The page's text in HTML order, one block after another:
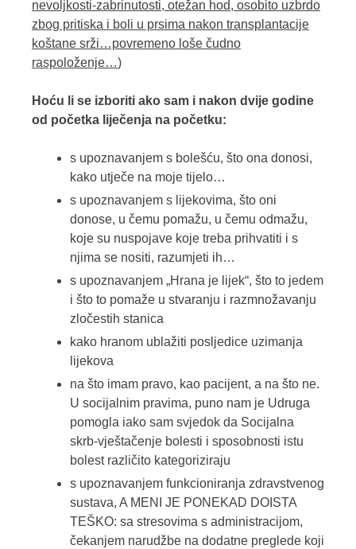
nevoljkosti-zabrinutosti, otežan hod, osobito uzbrdo
zbog pritiska i boli u prsima nakon transplantacije
koštane srži…povremeno loše čudno
raspoloženje…)
Hoću li se izboriti ako sam i nakon dvije godine
od početka liječenja na početku:
s upoznavanjem s bolešću, što ona donosi,
kako utječe na moje tijelo…
s upoznavanjem s lijekovima, što oni
donose, u čemu pomažu, u čemu odmažu,
koje su nuspojave koje treba prihvatiti i s
njima se nositi, razumjeti ih…
s upoznavanjem „Hrana je lijek“, što to jedem
i što to pomaže u stvaranju i razmnožavanju
zločestih stanica
kako hranom ublažiti posljedice uzimanja
lijekova
na što imam pravo, kao pacijent, a na što ne.
U socijalnim pravima, puno nam je Udruga
pomogla iako sam svjedok da Socijalna
skrb-vještačenje bolesti i sposobnosti istu
bolest različito kategoriziraju
s upoznavanjem funkcioniranja zdravstvenog
sustava, A MENI JE PONEKAD DOISTA
TEŠKO: sa stresovima s administracijom,
čekanjem narudžbe na dodatne preglede koji